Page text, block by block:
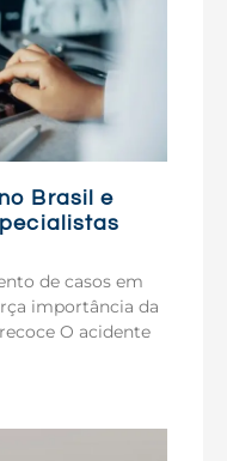
Brasil e
de casos em
importância da
O acidente